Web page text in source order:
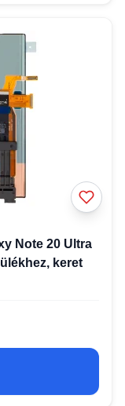
Note 20 Ultra
keret